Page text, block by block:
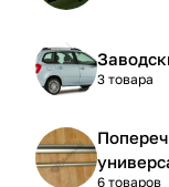
3 товара
6 товаров